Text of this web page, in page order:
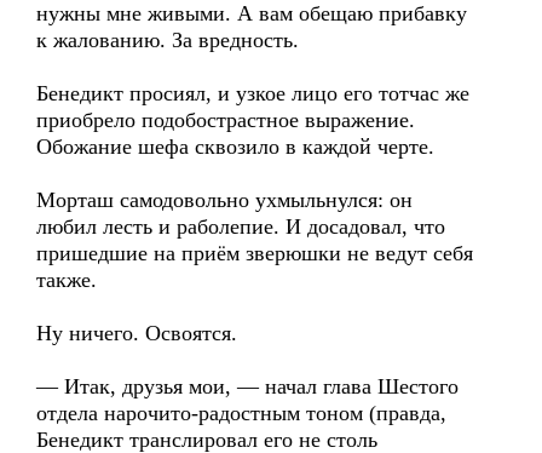
нужны мне живыми. А вам обещаю прибавку
к жалованию. За вредность.
Бенедикт просиял, и узкое лицо его тотчас же
приобрело подобострастное выражение.
Обожание шефа сквозило в каждой черте.
Морташ самодовольно ухмыльнулся: он
любил лесть и раболепие. И досадовал, что
пришедшие на приём зверюшки не ведут себя
также.
Ну ничего. Освоятся.
— Итак, друзья мои, — начал глава Шестого
отдела нарочито-радостным тоном (правда,
Бенедикт транслировал его не столь